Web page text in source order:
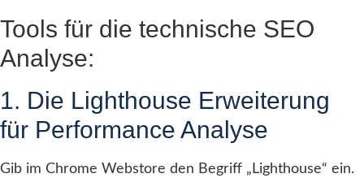
Tools für die technische SEO
Analyse:
1. Die Lighthouse Erweiterung
für Performance Analyse
Gib im Chrome Webstore den Begriff „Lighthouse“ ein.